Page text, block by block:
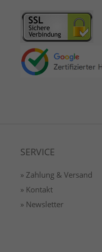
SERVICE
» Zahlung & Versand
» Kontakt
» Newsletter